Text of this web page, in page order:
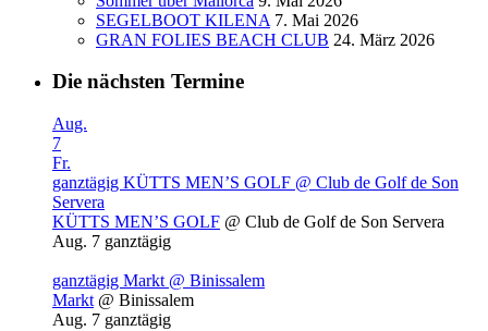
SEGELBOOT KILENA 7. Mai 2026
GRAN FOLIES BEACH CLUB 24. März 2026
Die nächsten Termine
Aug.
7
Fr.
ganztägig KÜTTS MEN’S GOLF @ Club de Golf de Son
Servera
KÜTTS MEN’S GOLF @ Club de Golf de Son Servera
Aug. 7 ganztägig
ganztägig Markt @ Binissalem
Markt @ Binissalem
Aug. 7 ganztägig